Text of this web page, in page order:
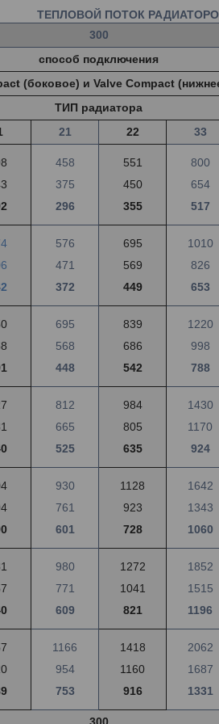
ТЕПЛОВОЙ ПОТОК
300
способ подключения
(боковое) и Valve Compact
ТИП радиатора
21 22 33
458
375
296
551
450
355
800
654
517
576
471
372
695
569
449
1010
826
653
695
568
448
839
686
542
1220
998
788
812
665
525
984
805
635
1430
1170
924
930
761
601
1128
923
728
1642
1343
1060
980
771
609
1272
1041
821
1852
1515
1196
1166
954
753
1418
1160
916
2062
1687
1331